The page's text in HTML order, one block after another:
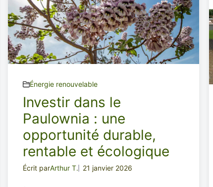
Énergie renouvelable
Investir dans le
Paulownia : une
opportunité durable,
rentable et écologique
Écrit parArthur T. 21 janvier 2026